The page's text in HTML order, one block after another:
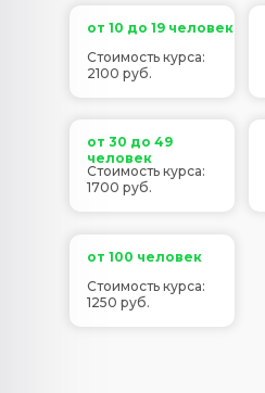
от 10 до 19 человек
от 30 до 49
человек
от 100 человек
Стоимость курса:
2100 руб.
Стоимость курса:
1700 руб.
Стоимость курса:
1250 руб.